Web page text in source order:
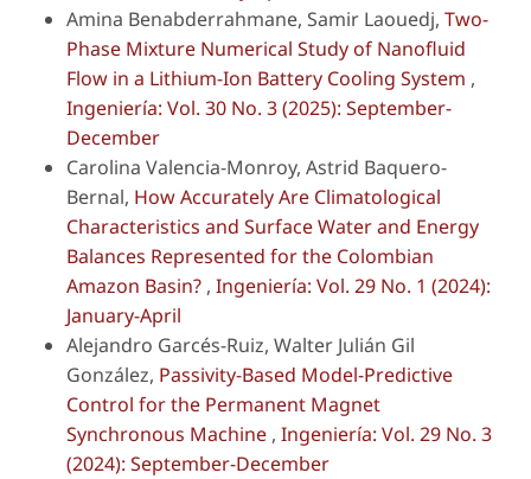
Amina Benabderrahmane, Samir Laouedj, Two-
Phase Mixture Numerical Study of Nanofluid
Flow in a Lithium-Ion Battery Cooling System ,
Ingeniería: Vol. 30 No. 3 (2025): September-
December
Carolina Valencia-Monroy, Astrid Baquero-
Bernal, How Accurately Are Climatological
Characteristics and Surface Water and Energy
Balances Represented for the Colombian
Amazon Basin? , Ingeniería: Vol. 29 No. 1 (2024):
January-April
Alejandro Garcés-Ruiz, Walter Julián Gil
González, Passivity-Based Model-Predictive
Control for the Permanent Magnet
Synchronous Machine , Ingeniería: Vol. 29 No. 3
(2024): September-December